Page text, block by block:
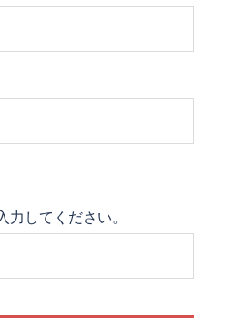
力してください。